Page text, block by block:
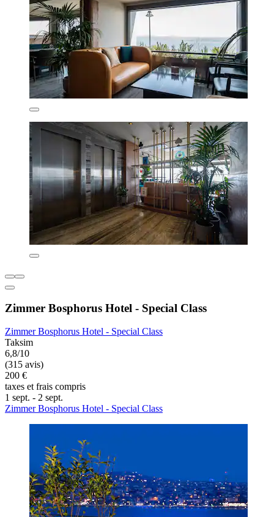
Zimmer Bosphorus Hotel - Special Class
Zimmer Bosphorus Hotel - Special Class
Taksim
6,8/10
(315 avis)
200 €
taxes et frais compris
1 sept. - 2 sept.
Zimmer Bosphorus Hotel - Special Class